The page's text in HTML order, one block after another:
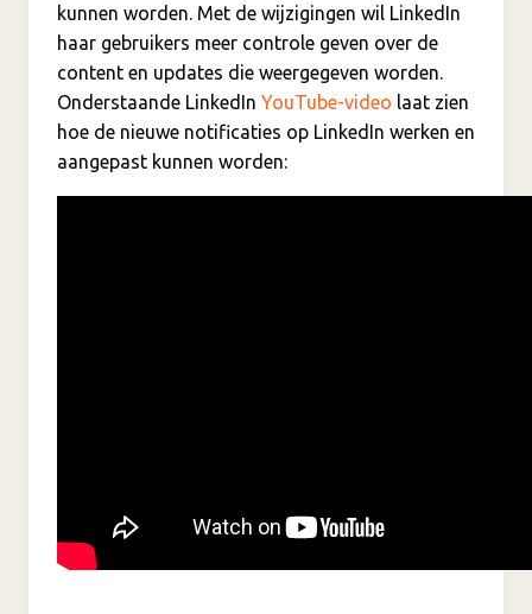
kunnen worden. Met de wijzigingen wil LinkedIn
haar gebruikers meer controle geven over de
content en updates die weergegeven worden.
Onderstaande LinkedIn YouTube-video laat zien
hoe de nieuwe notificaties op LinkedIn werken en
aangepast kunnen worden: